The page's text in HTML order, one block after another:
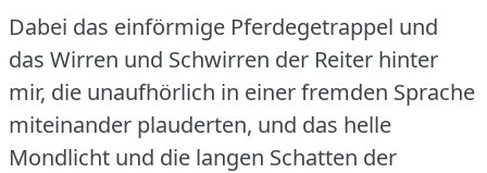
Dabei das einförmige Pferdegetrappel und
das Wirren und Schwirren der Reiter hinter
mir, die unaufhörlich in einer fremden Sprache
miteinander plauderten, und das helle
Mondlicht und die langen Schatten der